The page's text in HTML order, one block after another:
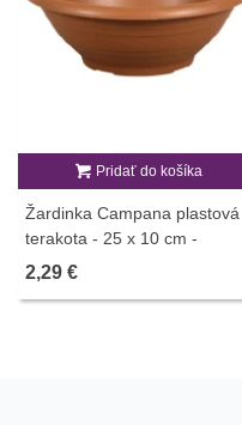
Pridať do košíka
Žardinka Campana plastová
terakota - 25 x 10 cm -
pestovateľské pomôcky - 1 ks
2,29 €